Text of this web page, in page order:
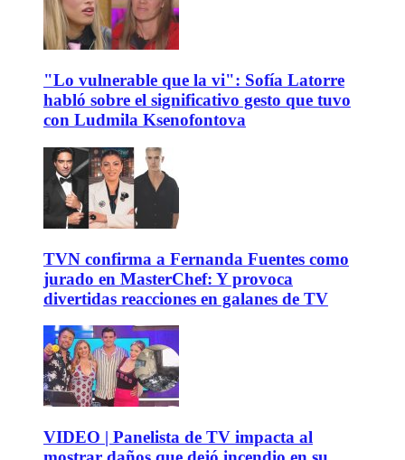
"Lo vulnerable que la vi": Sofía Latorre
habló sobre el significativo gesto que tuvo
con Ludmila Ksenofontova
TVN confirma a Fernanda Fuentes como
jurado en MasterChef: Y provoca
divertidas reacciones en galanes de TV
VIDEO | Panelista de TV impacta al